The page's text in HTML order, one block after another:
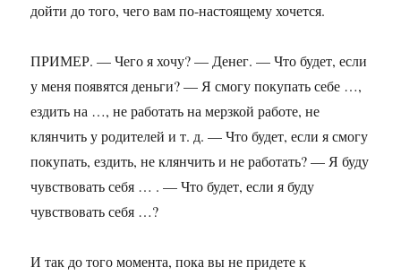
дойти до того, чего вам по-настоящему хочется.
ПРИМЕР. — Чего я хочу? — Денег. — Что будет, если
у меня появятся деньги? — Я смогу покупать себе …,
ездить на …, не работать на мерзкой работе, не
клянчить у родителей и т. д. — Что будет, если я смогу
покупать, ездить, не клянчить и не работать? — Я буду
чувствовать себя … . — Что будет, если я буду
чувствовать себя …?
И так до того момента, пока вы не придете к